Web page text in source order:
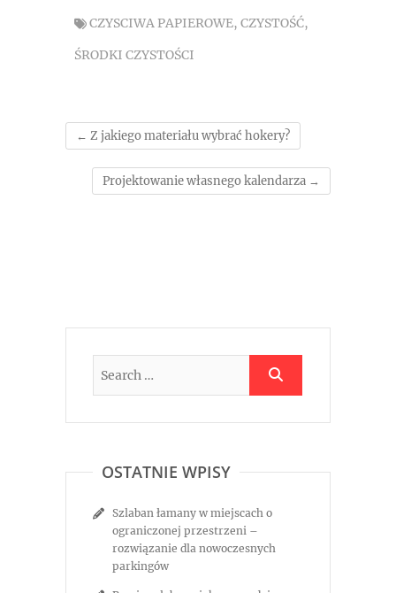
CZYSCIWA PAPIEROWE, CZYSTOŚĆ,
ŚRODKI CZYSTOŚCI
← Z jakiego materiału wybrać hokery?
Projektowanie własnego kalendarza →
OSTATNIE WPISY
Szlaban łamany w miejscach o
ograniczonej przestrzeni –
rozwiązanie dla nowoczesnych
parkingów